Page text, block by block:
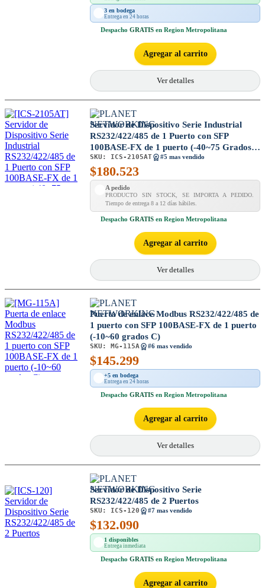
3 en bodega
Entrega en 24 horas
Despacho GRATIS en Region Metropolitana
Agregar al carrito
Ver detalles
Servidor de Dispositivo Serie Industrial
RS232/422/485 de 1 Puerto con SFP
100BASE-FX de 1 puerto (-40~75 Grados
C)
SKU: ICS-2105AT #5 mas vendido
$180.523
A pedido
PRODUCTO SIN STOCK, SE IMPORTA A PEDIDO.
Tiempo de entrega 8 a 12 días hábiles.
Despacho GRATIS en Region Metropolitana
Agregar al carrito
Ver detalles
Puerta de enlace Modbus RS232/422/485 de
1 puerto con SFP 100BASE-FX de 1 puerto
(-10~60 grados C)
SKU: MG-115A #6 mas vendido
$145.299
+5 en bodega
Entrega en 24 horas
Despacho GRATIS en Region Metropolitana
Agregar al carrito
Ver detalles
Servidor de Dispositivo Serie
RS232/422/485 de 2 Puertos
SKU: ICS-120 #7 mas vendido
$132.090
1 disponibles
Entrega inmediata
Despacho GRATIS en Region Metropolitana
Agregar al carrito